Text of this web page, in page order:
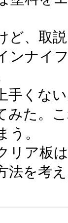
ど、取
ンナイ
手くな
みた。
う。
リア板
法を考